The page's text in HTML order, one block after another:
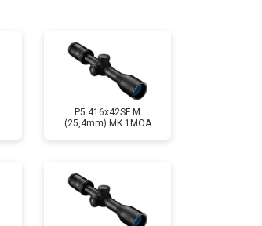
Заказать
P5 416x42SF M
(25,4mm) MK 1MOA